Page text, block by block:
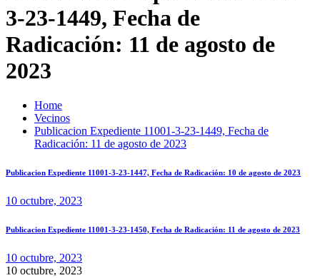
3-23-1449, Fecha de
Radicación: 11 de agosto de
2023
Home
Vecinos
Publicacion Expediente 11001-3-23-1449, Fecha de
Radicación: 11 de agosto de 2023
Publicacion Expediente 11001-3-23-1447, Fecha de Radicación: 10 de agosto de 2023
10 octubre, 2023
Publicacion Expediente 11001-3-23-1450, Fecha de Radicación: 11 de agosto de 2023
10 octubre, 2023
10 octubre, 2023